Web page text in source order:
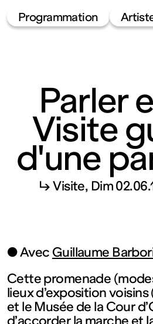
49 Nord
6 Est
Frac
Lorraine
Fonds
d’art
de
Programmation
Parler
Visite
d'une
↳ Visite Dim
● Avec Guillaume
Cette promenade
lieux d’exposition
et le Musée de la Cour